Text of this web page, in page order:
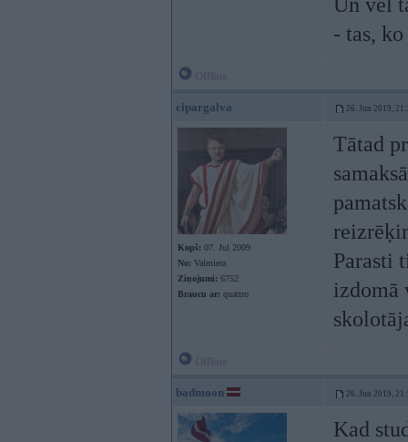
- tas,
cipargalva 26. Jun 2019,
Kopš: 07. Jul 2009
No: Valmiera
Ziņojumi: 6752
Braucu ar: quattro
Tātad
Parasti
izdomā
badmoon 26. Jun 2019,
Kad